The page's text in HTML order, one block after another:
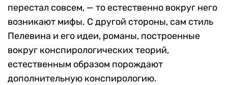
перестал совсем, — то естественно вокруг него
возникают мифы. С другой стороны, сам стиль
Пелевина и его идеи, романы, построенные
вокруг конспирологических теорий,
естественным образом порождают
дополнительную конспирологию.